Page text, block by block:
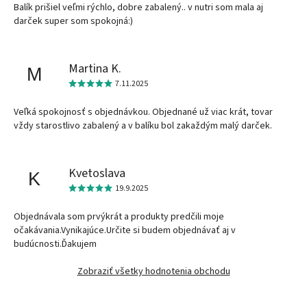
Balík prišiel veľmi rýchlo, dobre zabalený.. v nutri som mala aj
darček super som spokojná:)
M Martina K.
7.11.2025
Veľká spokojnosť s objednávkou. Objednané už viac krát, tovar
vždy starostlivo zabalený a v balíku bol zakaždým malý darček.
K Kvetoslava
19.9.2025
Objednávala som prvýkrát a produkty predčili moje
očakávania.Vynikajúce.Určite si budem objednávať aj v
budúcnosti.Ďakujem
Zobraziť všetky hodnotenia obchodu